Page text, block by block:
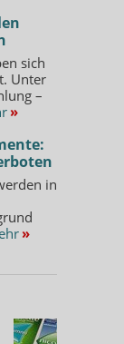
sich
Unter
–
»
in
»